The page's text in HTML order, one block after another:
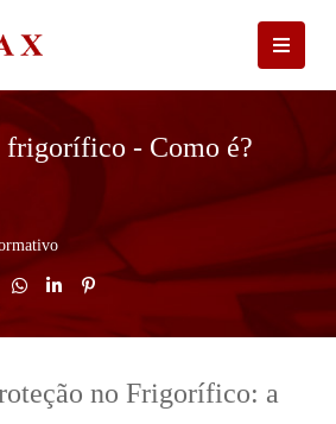
frigorífico - Como é?
no Frigorífico: a